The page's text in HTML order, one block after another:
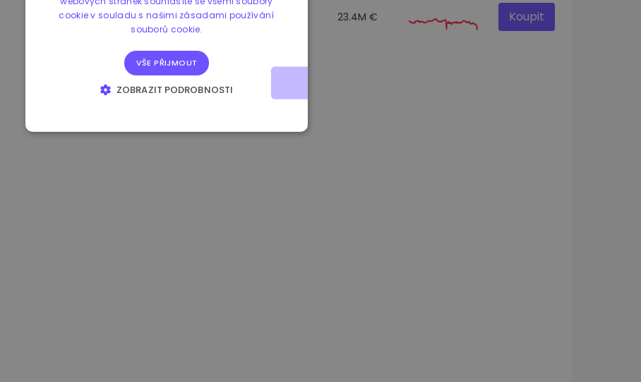
1.160000 € -4.10% 3.2B € 23.4M € Koupit
cookie v souladu s našimi zásadami používání
souborů cookie.
VŠE PŘIJMOUT
ZOBRAZIT PODROBNOSTI